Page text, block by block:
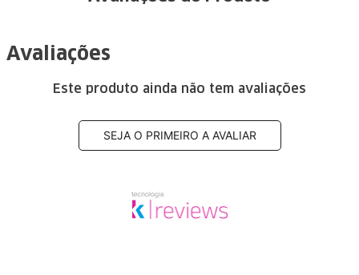
Avaliações
Este produto ainda não tem avaliações
SEJA O PRIMEIRO A AVALIAR